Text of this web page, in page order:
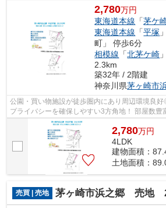
2,780万円
東海道本線 「茅ケ
東海道本線 「平塚
町」 停歩6分
相模線 「北茅ケ崎
2.3km
築32年 / 2階建
神奈川県茅ヶ崎市
公園・買い物施設が徒歩圏内にあり周辺環境良好
プライバシーを確保しやすい3方角地！ 部屋数豊
き、通勤・通学やお出かけに便利なJR「茅...
2,780万円
4LDK
建物面積：
土地面積：
売買 | 売地 茅ヶ崎市浜之郷 売地